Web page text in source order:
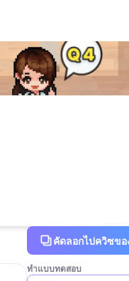
คัดลอกไปควิซข
ทำแบบทดสอบ